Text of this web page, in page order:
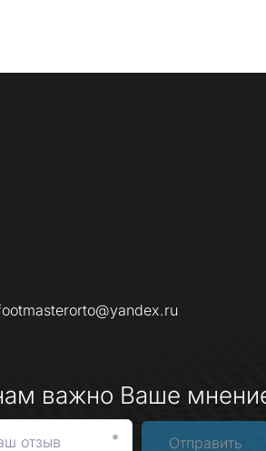
важно Ваше
* Отправить